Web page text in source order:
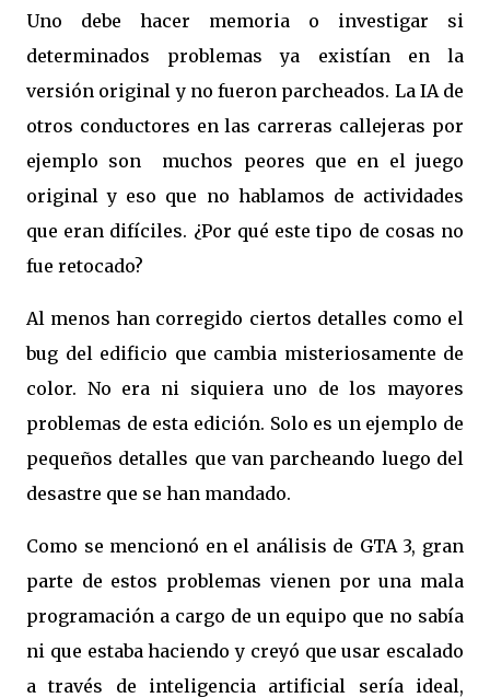
Uno debe hacer memoria o investigar si
determinados problemas ya existían en la
versión original y no fueron parcheados. La IA de
otros conductores en las carreras callejeras por
ejemplo son
muchos peores que en el juego
original y eso que no hablamos de actividades
que eran difíciles. ¿Por qué este tipo de cosas no
fue retocado?
Al menos han corregido ciertos detalles como el
bug del edificio que cambia misteriosamente de
color. No era ni siquiera uno de los mayores
problemas de esta edición. Solo es un ejemplo de
pequeños detalles que van parcheando luego del
desastre que se han mandado.
Como se mencionó en el análisis de GTA 3, gran
parte de estos problemas vienen por una mala
programación a cargo de un equipo que no sabía
ni que estaba haciendo y creyó que usar escalado
a través de inteligencia artificial sería ideal,